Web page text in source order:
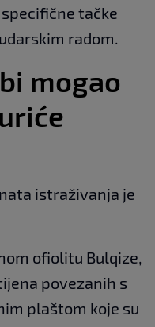
tačke
radom.
mogao
istraživanja je
ofiolitu Bulqize,
povezanih s
plaštom koje su